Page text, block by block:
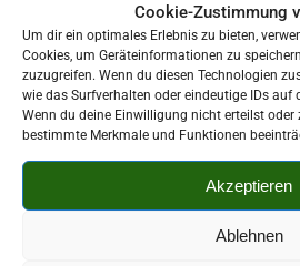
Cookie-Zustimmung
Um dir ein optimales Erlebnis zu bieten,
Cookies, um Geräteinformationen zu
zuzugreifen. Wenn du diesen Technologien
wie das Surfverhalten oder eindeutige IDs auf
Wenn du deine Einwilligung nicht erteilst oder
bestimmte Merkmale und Funktionen
Akzeptieren
Ablehnen
BAUUNTERNEHMEN,